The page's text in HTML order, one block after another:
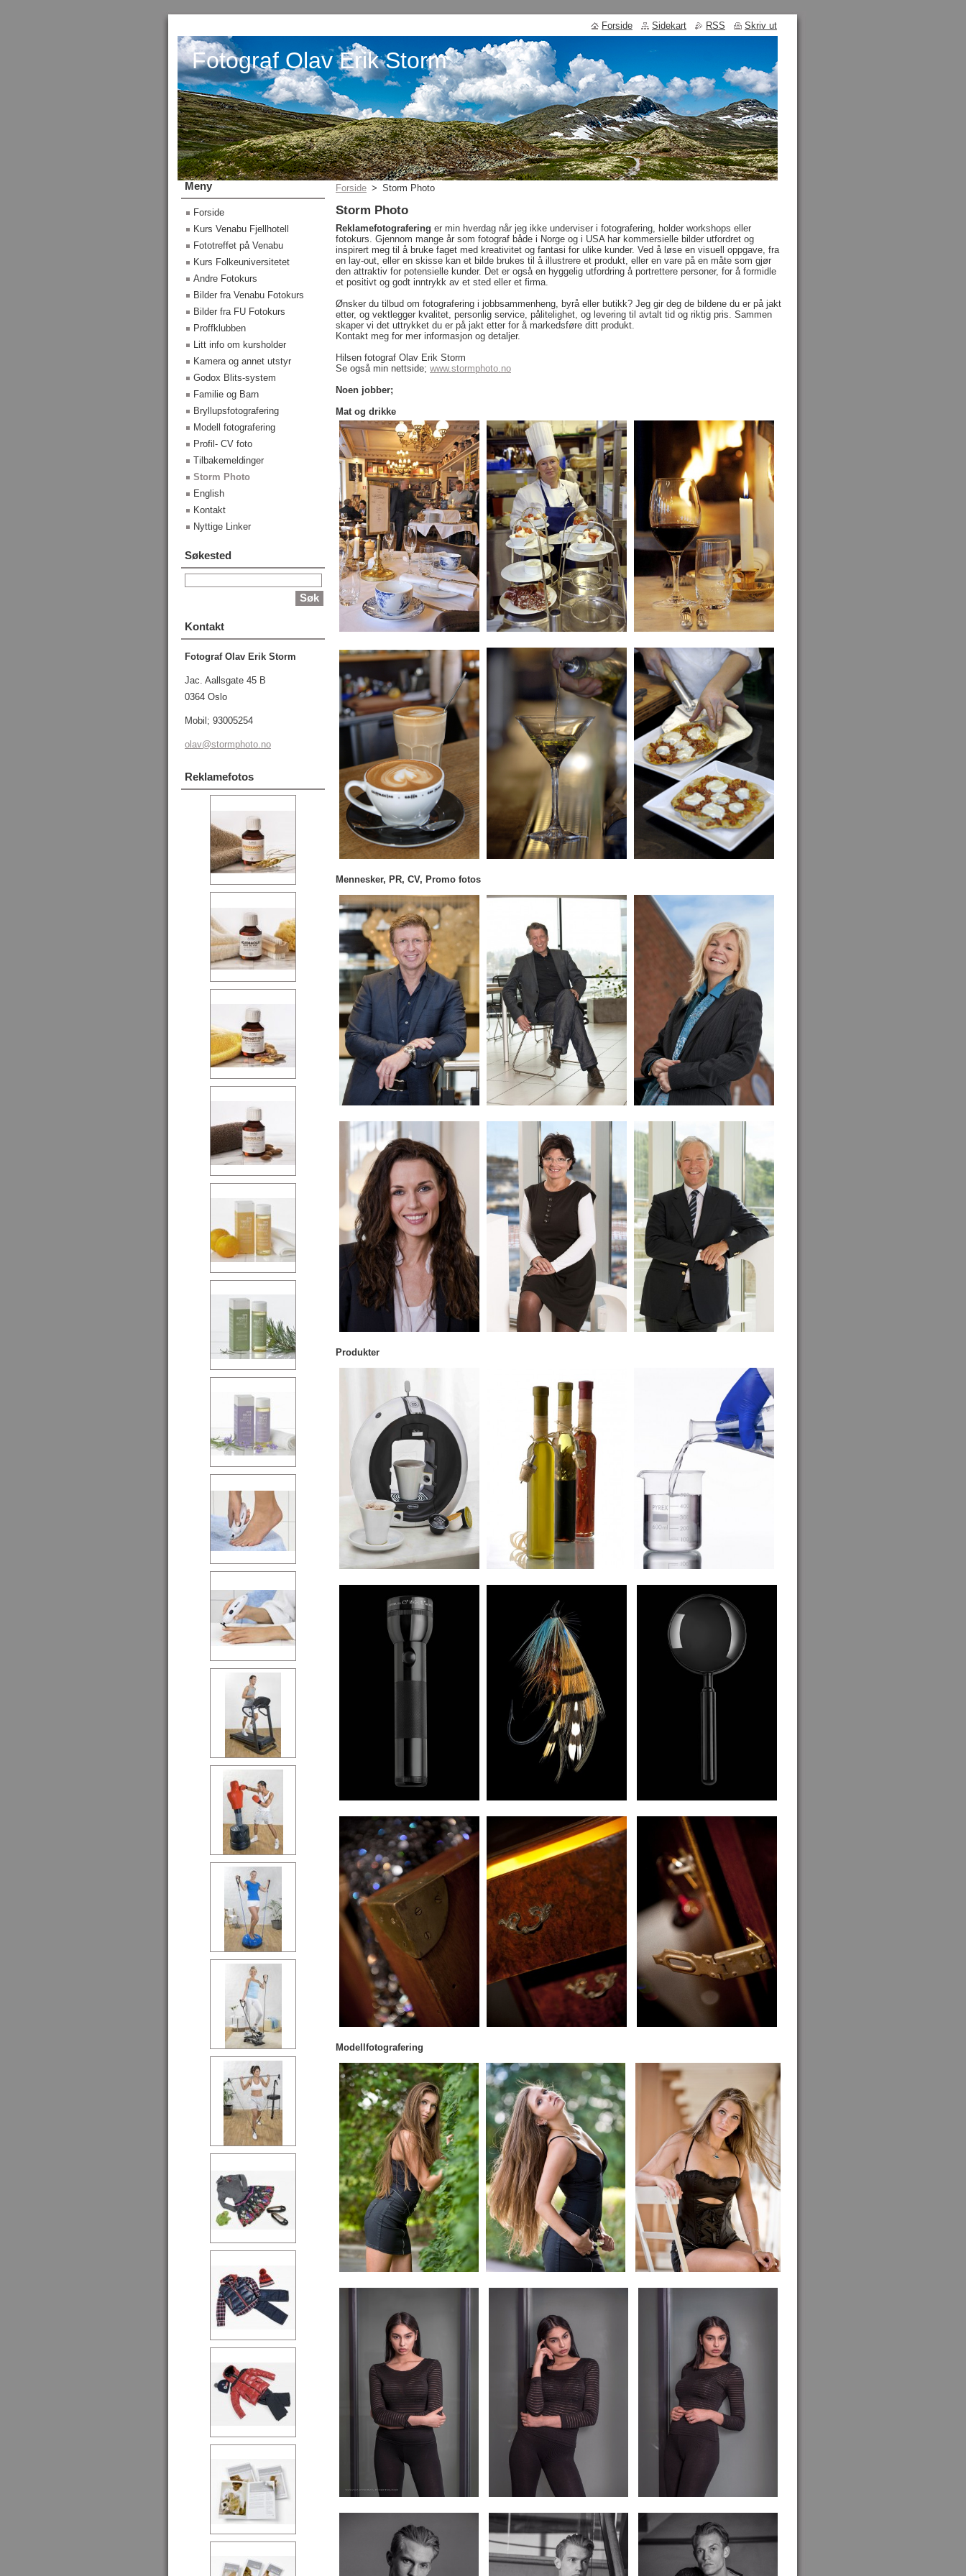
Fotograf Olav Erik Storm
Forside > Storm Photo
Storm Photo
Reklamefotografering er min hverdag når jeg ikke underviser i fotografering, holder workshops eller
fotokurs. Gjennom mange år som fotograf både i Norge og i USA har kommersielle bilder utfordret og
inspirert meg til å bruke faget med kreativitet og fantasi for ulike kunder. Ved å løse en visuell oppgave, fra
en lay-out, eller en skisse kan et bilde brukes til å illustrere et produkt, eller en vare på en måte som gjør
den attraktiv for potensielle kunder. Det er også en hyggelig utfordring å portrettere personer, for å formidle
et positivt og godt inntrykk av et sted eller et firma.
Ønsker du tilbud om fotografering i jobbsammenheng, byrå eller butikk? Jeg gir deg de bildene du er på jakt
etter, og vektlegger kvalitet, personlig service, pålitelighet, og levering til avtalt tid og riktig pris. Sammen
skaper vi det uttrykket du er på jakt etter for å markedsføre ditt produkt.
Kontakt meg for mer informasjon og detaljer.
Hilsen fotograf Olav Erik Storm
Se også min nettside; www.stormphoto.no
Noen jobber;
Mat og drikke
Mennesker, PR, CV, Promo fotos
Produkter
Modellfotografering
Meny
Forside
Kurs Venabu Fjellhotell
Fototreffet på Venabu
Kurs Folkeuniversitetet
Andre Fotokurs
Bilder fra Venabu Fotokurs
Bilder fra FU Fotokurs
Proffklubben
Litt info om kursholder
Kamera og annet utstyr
Godox Blits-system
Familie og Barn
Bryllupsfotografering
Modell fotografering
Profil- CV foto
Tilbakemeldinger
Storm Photo
English
Kontakt
Nyttige Linker
Søkested
Kontakt
Fotograf Olav Erik Storm
Jac. Aallsgate 45 B
0364 Oslo
Mobil; 93005254
olav@stormphoto.no
Reklamefotos
Forside Sidekart RSS Skriv ut